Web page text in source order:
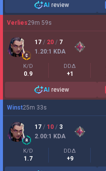
AI review
Verlies29m 59s
17 / 20 / 7
1.20:1 KDA
K/D
0.9
DDΔ
+1
AI review
Winst25m 33s
17 / 10 / 3
2.00:1 KDA
K/D
1.7
DDΔ
+9